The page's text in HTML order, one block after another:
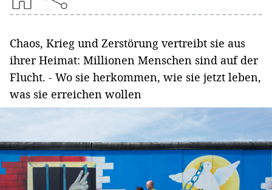
Chaos, Krieg und Zerstörung vertreibt sie aus
ihrer Heimat: Millionen Menschen sind auf der
Flucht. - Wo sie herkommen, wie sie jetzt leben,
was sie erreichen wollen